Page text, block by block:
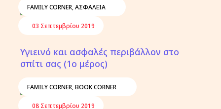
FAMILY CORNER,ΑΣΦΆΛΕΙΑ
03 Σεπτεμβρίου 2019
Υγιεινό και ασφαλές περιβάλλον στο
σπίτι σας (1ο μέρος)
FAMILY CORNER,BOOK CORNER
08 Σεπτεμβρίου 2019